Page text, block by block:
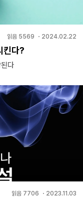
읽음 5569 ・ 2024.02.22
킨다?
다
읽음 7706 ・ 2023.11.03